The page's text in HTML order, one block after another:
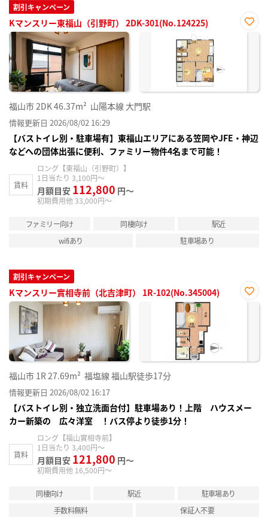
割引キャンペーン
Kマンスリー東福山（引野町） 2DK-301(No.124225)
お気
福山市2DK46.37m² 山陽本線 大門駅
情報更新日 2026/08/02 16:29
【バストイレ別・駐車場有】東福山エリアにある笠岡やJFE・神辺
などへの団体出張に便利、ファミリー物件4名まで可能！
賃料
ロング【東福山（引野町）】
1日当たり 3,100円～
月額目安 112,800 円～
初期費用他 33,000円～
ファミリー向け 同棲向け
駅近
wifiあり
駐車場あり
割引キャンペーン
Kマンスリー實相寺前（北吉津町） 1R-102(No.345004)
お気
福山市 1R27.69m² 福塩線 福山駅徒歩17分
情報更新日 2026/08/02 16:17
【バストイレ別・独立洗面台付】駐車場あり！上階 ハウスメー
カー新築の 広々洋室 ！バス停より徒歩1分！
賃料
ロング【福山實相寺前】
1日当たり 3,400円～
月額目安 121,800 円～
初期費用他 16,500円～
同棲向け 駅近
駐車場あり
手数料無料
保証人不要